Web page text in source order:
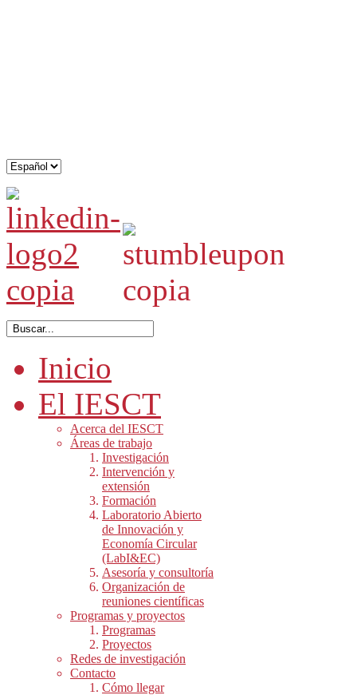
Inicio
El IESCT
Acerca del IESCT
Áreas de trabajo
Investigación
Intervención y
extensión
Formación
Laboratorio Abierto
de Innovación y
Economía Circular
(LabI&EC)
Asesoría y consultoría
Organización de
reuniones científicas
Programas y proyectos
Programas
Proyectos
Redes de investigación
Contacto
Cómo llegar